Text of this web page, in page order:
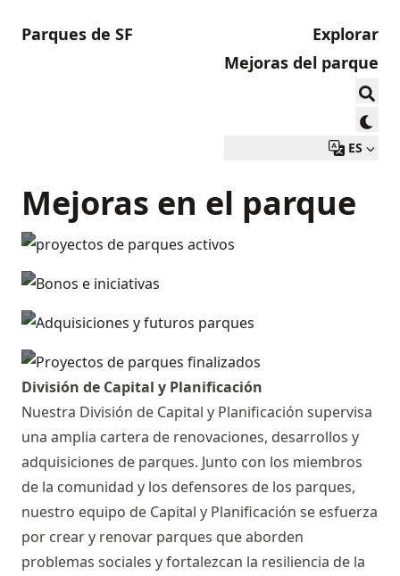
Parques de SF
Explorar
Mejoras del parque
ES
Mejoras en el parque
PROYECTOS DE PARQUES ACTIVOS
BONOS E INICIATIVAS
ADQUISICIONES Y FUTUROS PARQUES
PROYECTOS DE PARQUES FINALIZADOS
División de Capital y Planificación
Nuestra División de Capital y Planificación supervisa
una amplia cartera de renovaciones, desarrollos y
adquisiciones de parques. Junto con los miembros
de la comunidad y los defensores de los parques,
nuestro equipo de Capital y Planificación se esfuerza
por crear y renovar parques que aborden
problemas sociales y fortalezcan la resiliencia de la